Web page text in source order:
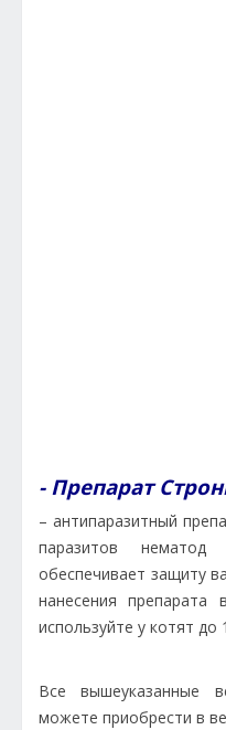
- Препарат
– антипаразитный
паразитов нематод
обеспечивает защиту
нанесения
используйте у котят до
Все вышеуказанные
можете приобрести в